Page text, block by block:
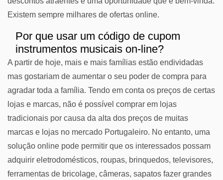
Existem sempre milhares de ofertas online.
Por que usar um código de cupom
instrumentos musicais on-line?
A partir de hoje, mais e mais famílias estão endividadas
mas gostariam de aumentar o seu poder de compra para
agradar toda a família. Tendo em conta os preços de certas
lojas e marcas, não é possível comprar em lojas
tradicionais por causa da alta dos preços de muitas
marcas e lojas no mercado Portugaleiro. No entanto, uma
solução online pode permitir que os interessados possam
adquirir eletrodomésticos, roupas, brinquedos, televisores,
ferramentas de bricolage, câmeras, sapatos fazer grandes